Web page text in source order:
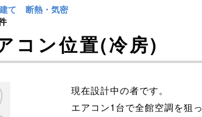
て
断熱・気密
コン位置(冷房)
現在設計中の者です。
エアコン1台で全館空調を狙